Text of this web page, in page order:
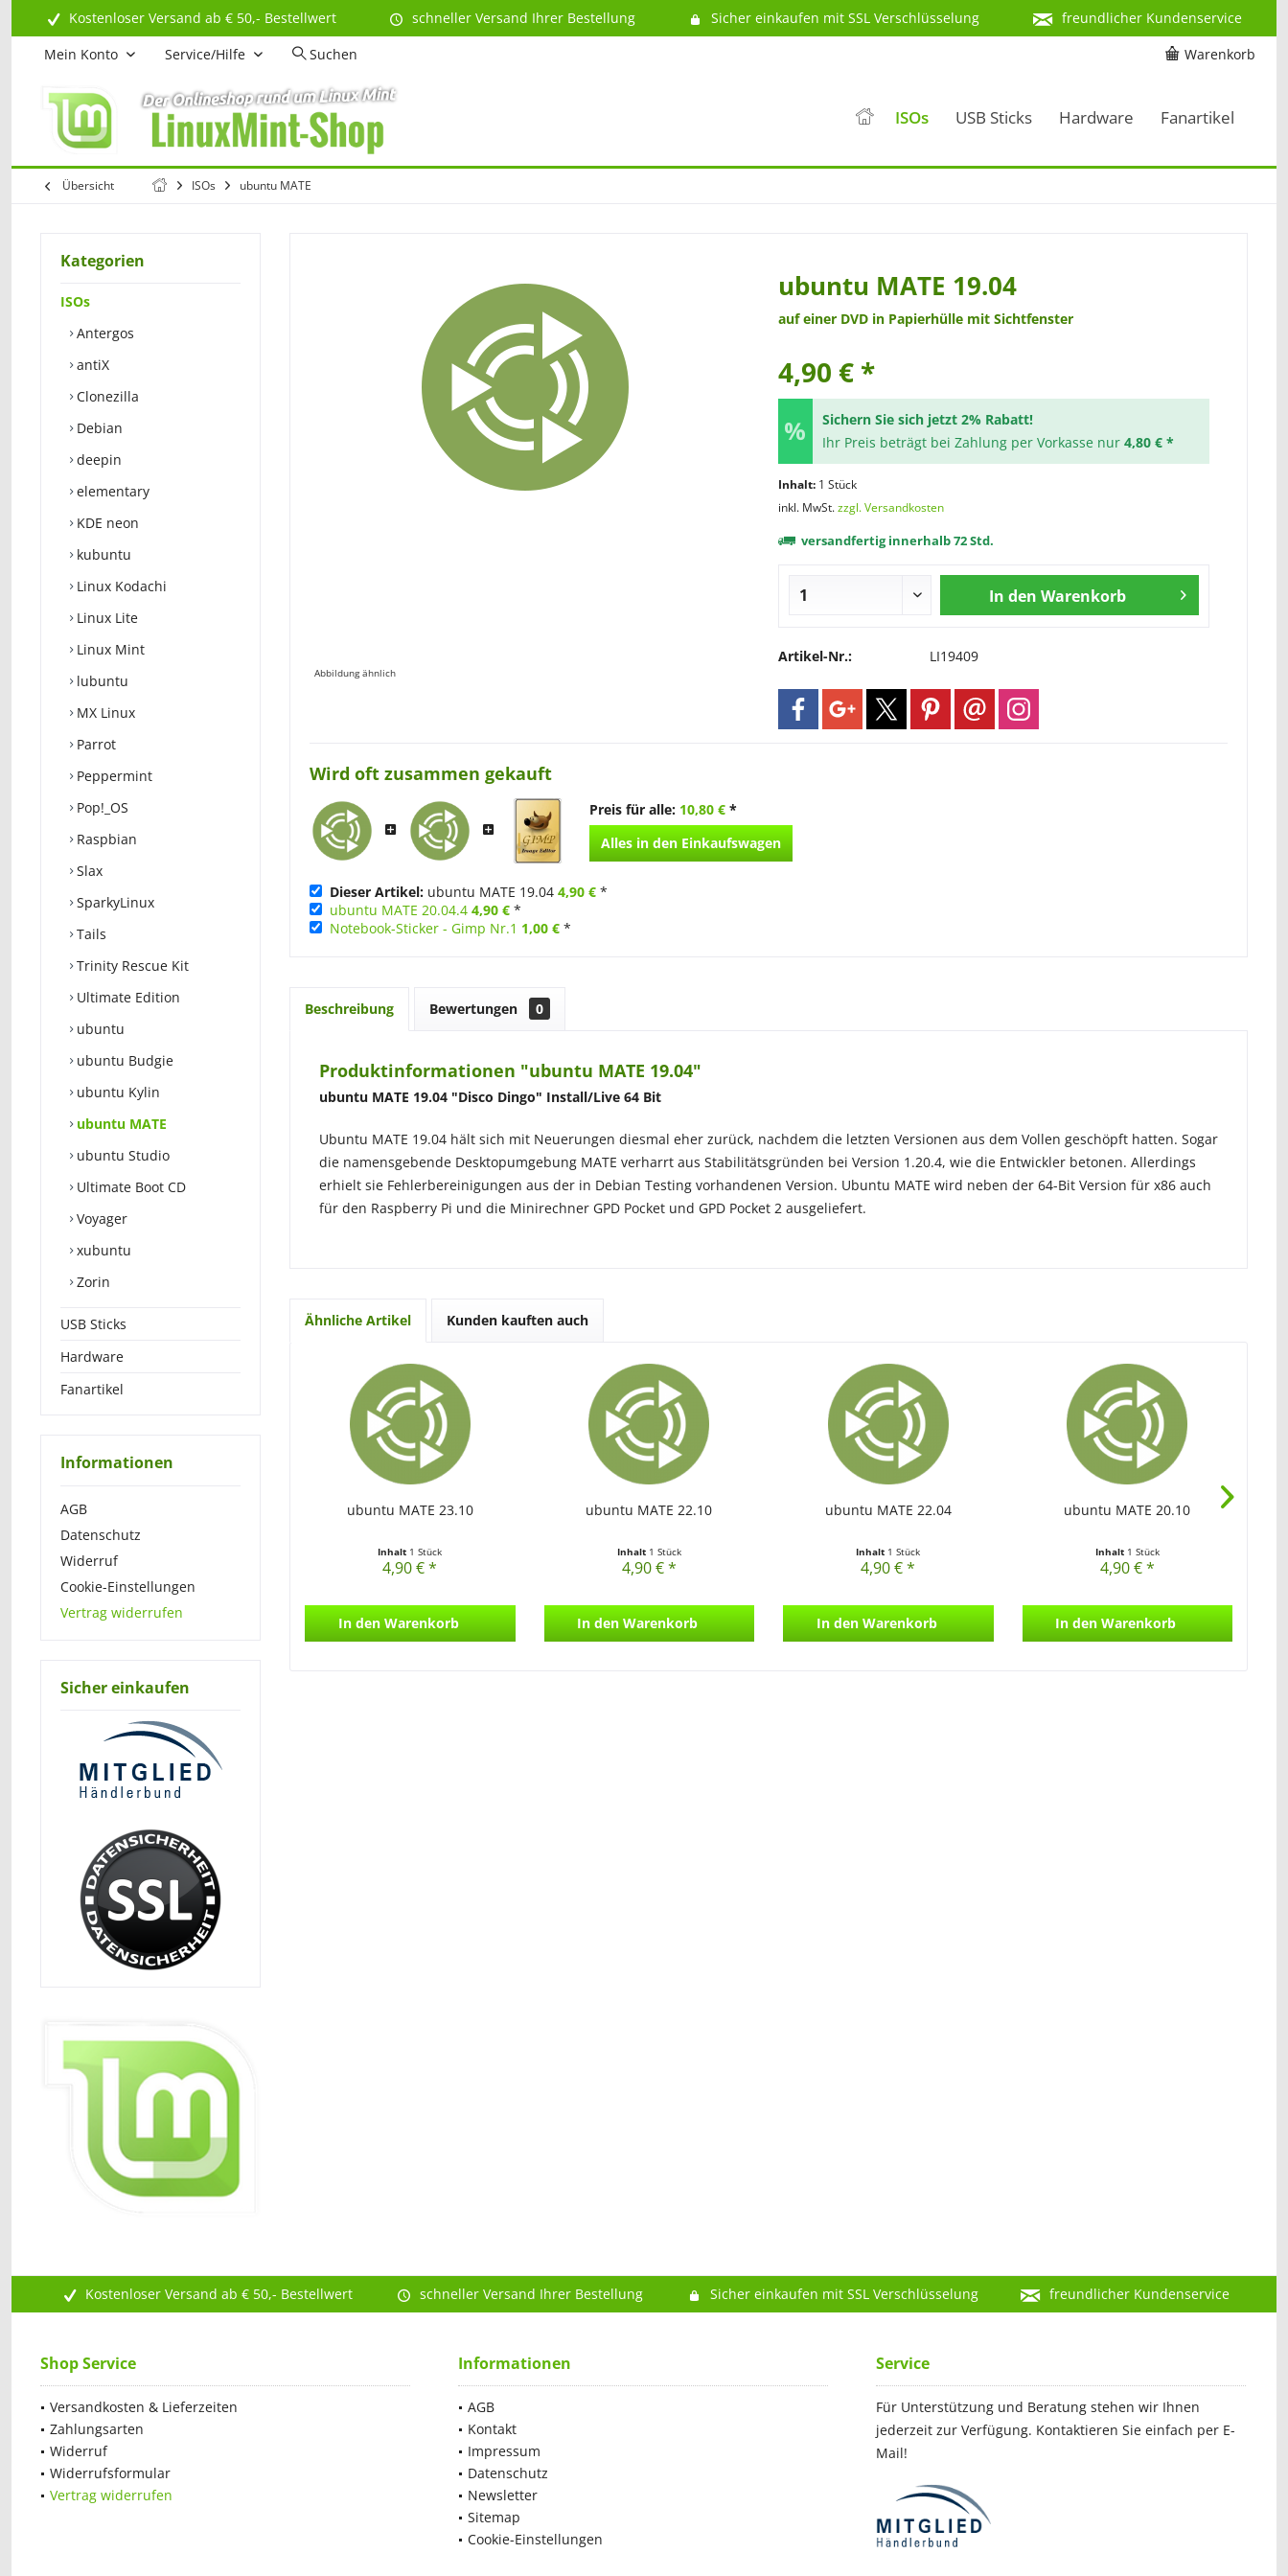
Kostenloser Versand ab € 50,- Bestellwert schneller Versand Ihrer Bestellung Sicher einkaufen mit SSL Verschlüsselung
freundlicher Kundenservice
Warenkorb
Mein Konto Service/Hilfe Suchen
ISOs USB Sticks Hardware Fanartikel
Übersicht ISOs ubuntu MATE
Kategorien
ISOs
Antergos
antiX
Clonezilla
Debian
deepin
elementary
KDE neon
kubuntu
Linux Kodachi
Linux Lite
Linux Mint
lubuntu
MX Linux
Parrot
Peppermint
Pop!_OS
Raspbian
Slax
SparkyLinux
Tails
Trinity Rescue Kit
Ultimate Edition
ubuntu
ubuntu Budgie
ubuntu Kylin
ubuntu MATE
ubuntu Studio
Ultimate Boot CD
Voyager
xubuntu
Zorin
USB Sticks
Hardware
Fanartikel
Informationen
AGB
Datenschutz
Widerruf
Cookie-Einstellungen
Vertrag widerrufen
Sicher einkaufen
Abbildung ähnlich
ubuntu MATE 19.04
auf einer DVD in Papierhülle mit Sichtfenster
4,90 € *
Sichern Sie sich jetzt 2% Rabatt!
Ihr Preis beträgt bei Zahlung per Vorkasse nur 4,80 € *
Inhalt: 1 Stück
inkl. MwSt.zzgl. Versandkosten
versandfertig innerhalb 72 Std.
In den Warenkorb
Artikel-Nr.: LI19409
Wird oft zusammen gekauft
Preis für alle: 10,80 € *
Alles in den Einkaufswagen
Dieser Artikel: ubuntu MATE 19.04 4,90 € *
ubuntu MATE 20.04.4 4,90 € *
Notebook-Sticker - Gimp Nr.1 1,00 € *
Beschreibung Bewertungen 0
Produktinformationen "ubuntu MATE 19.04"
ubuntu MATE 19.04 "Disco Dingo" Install/Live 64 Bit
Ubuntu MATE 19.04 hält sich mit Neuerungen diesmal eher zurück, nachdem die letzten Versionen aus dem Vollen geschöpft hatten. Sogar
die namensgebende Desktopumgebung MATE verharrt aus Stabilitätsgründen bei Version 1.20.4, wie die Entwickler betonen. Allerdings
erhielt sie Fehlerbereinigungen aus der in Debian Testing vorhandenen Version. Ubuntu MATE wird neben der 64-Bit Version für x86 auch
für den Raspberry Pi und die Minirechner GPD Pocket und GPD Pocket 2 ausgeliefert.
Ähnliche Artikel Kunden kauften auch
ubuntu MATE 23.10
Inhalt 1 Stück
4,90 € *
In den Warenkorb
ubuntu MATE 22.10
Inhalt 1 Stück
4,90 € *
In den Warenkorb
ubuntu MATE 22.04
Inhalt 1 Stück
4,90 € *
In den Warenkorb
ubuntu MATE 20.10
Inhalt 1 Stück
4,90 € *
In den Warenkorb
Kostenloser Versand ab € 50,- Bestellwert schneller Versand Ihrer Bestellung Sicher einkaufen mit SSL Verschlüsselung freundlicher Kundenservice
Shop Service
Versandkosten & Lieferzeiten
Zahlungsarten
Widerruf
Widerrufsformular
Vertrag widerrufen
Informationen
AGB
Kontakt
Impressum
Datenschutz
Newsletter
Sitemap
Cookie-Einstellungen
Service
Für Unterstützung und Beratung stehen wir Ihnen
jederzeit zur Verfügung. Kontaktieren Sie einfach per E-
Mail!